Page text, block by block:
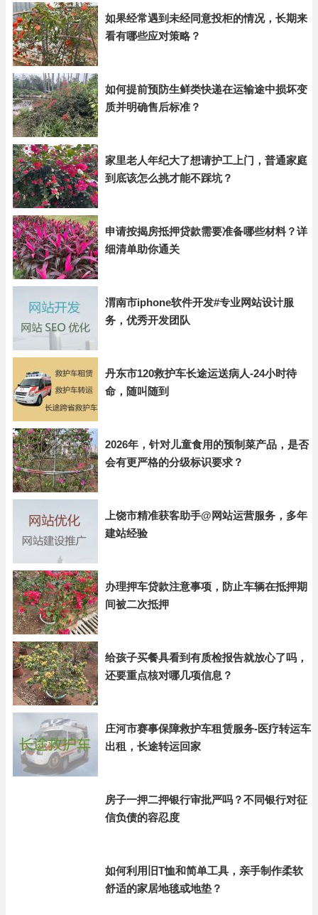
如果经常遇到未经同意投柜的情况，长期来
看有哪些应对策略？
如何提前预防生鲜类快递在运输途中损坏变
质并明确售后标准？
家里老人年纪大了想请护工上门，普通家庭
到底该怎么挑才能不踩坑？
申请按揭房抵押贷款需要准备哪些材料？详
细清单助你通关
渭南市iphone软件开发#专业网站设计服
务，优秀开发团队
丹东市120救护车长途运送病人-24小时待
命，随叫随到
2026年，针对儿童食用的预制菜产品，是否
会有更严格的分级标识要求？
上饶市精准获客助手@网站运营服务，多年
建站经验
办理押车贷款注意事项，防止车辆在抵押期
间被二次抵押
给孩子买餐具看到有质检报告就放心了吗，
还要重点核对哪几项信息？
庄河市赛事保障救护车租赁服务-医疗转运车
出租，长途转运回家
房子一押二押银行审批严吗？不同银行对征
信负债的容忍度
如何利用旧T恤和简单工具，亲手制作柔软
舒适的家居地毯或地垫？